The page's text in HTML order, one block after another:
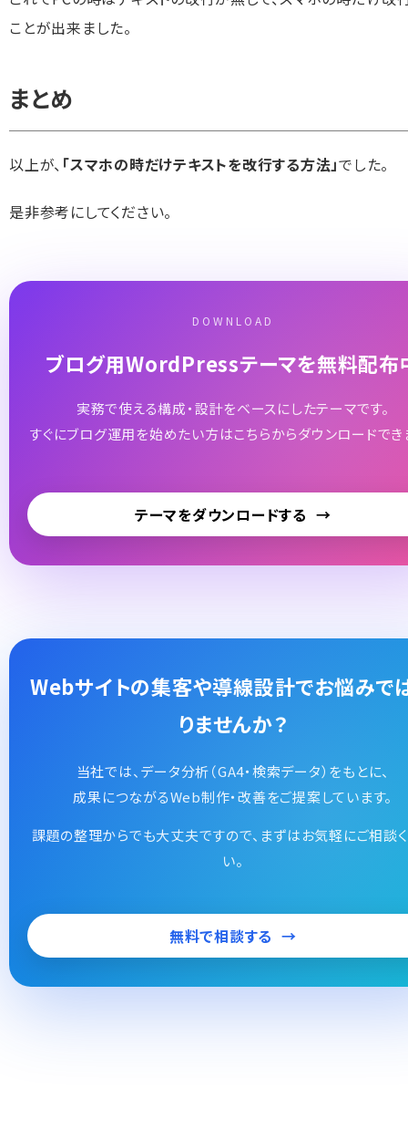
ことが出来ました。
まとめ
以上が、 「スマホの時だけテキストを改行する方法」でした。
是非参考にしてください。
DOWNLOAD
ブログ用WordPressテーマを無料配布
実務で使える構成・設計をベースにしたテーマです。
すぐにブログ運用を始めたい方はこちらからダウンロードでき
テーマをダウンロードする
Webサイトの集客や導線設計でお悩みで
りませんか？
当社では、データ分析（GA4・検索データ）をもとに、
成果につながるWeb制作・改善をご提案しています。
課題の整理からでも大丈夫ですので、まずはお気軽にご相談
い。
無料で相談する